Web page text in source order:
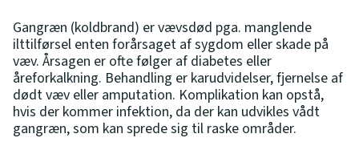
Gangræn (koldbrand) er vævsdød pga. manglende
ilttilførsel enten forårsaget af sygdom eller skade på
væv. Årsagen er ofte følger af diabetes eller
åreforkalkning. Behandling er karudvidelser, fjernelse af
dødt væv eller amputation. Komplikation kan opstå,
hvis der kommer infektion, da der kan udvikles vådt
gangræn, som kan sprede sig til raske områder.